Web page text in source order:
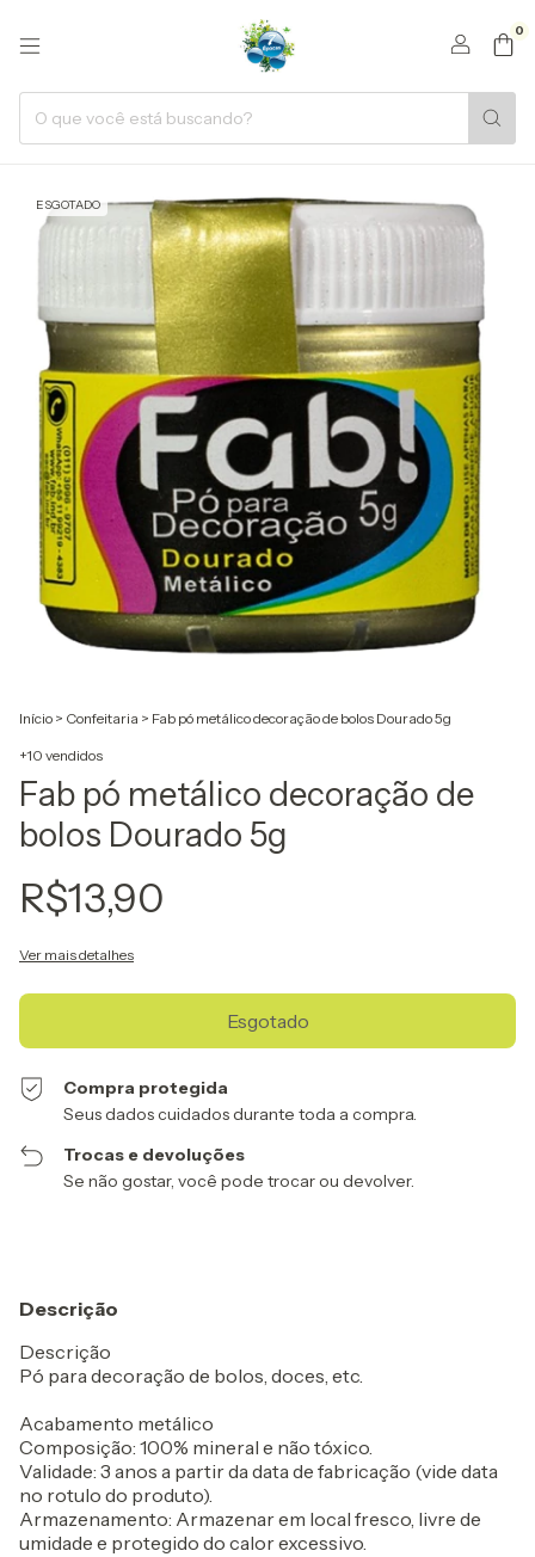
0
ESGOTADO
Início > Confeitaria > Fab pó metálico decoração de bolos Dourado 5g
+10 vendidos
Fab pó metálico decoração de
bolos Dourado 5g
R$13,90
Ver mais detalhes
Compra protegida
Seus dados cuidados durante toda a compra.
Trocas e devoluções
Se não gostar, você pode trocar ou devolver.
Descrição
Descrição
Pó para decoração de bolos, doces, etc.
Acabamento metálico
Composição: 100% mineral e não tóxico.
Validade: 3 anos a partir da data de fabricação (vide data
no rotulo do produto).
Armazenamento: Armazenar em local fresco, livre de
umidade e protegido do calor excessivo.